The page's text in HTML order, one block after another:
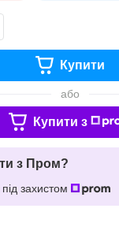
Купити
або
Купити з
з Пром?
захистом